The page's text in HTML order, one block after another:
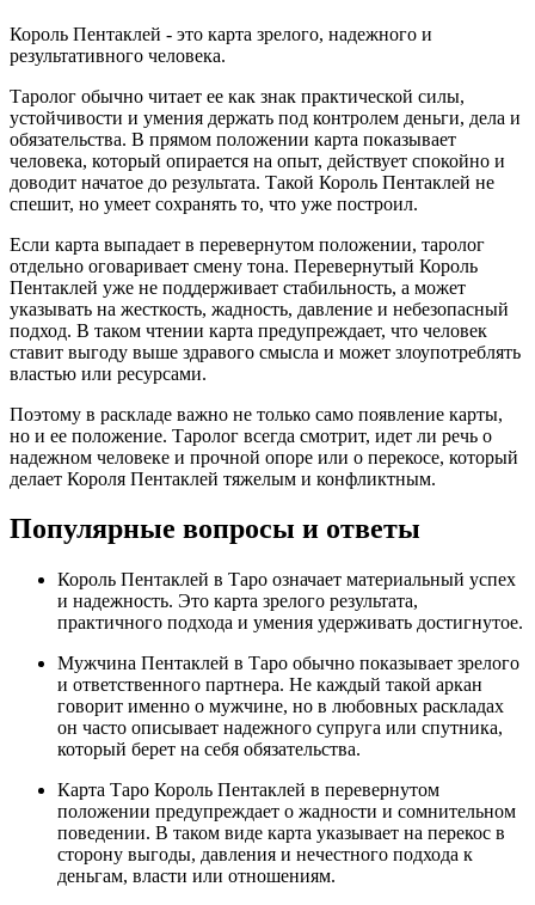
Король Пентаклей - это карта зрелого, надежного и
результативного человека.
Таролог обычно читает ее как знак практической силы,
устойчивости и умения держать под контролем деньги, дела и
обязательства. В прямом положении карта показывает
человека, который опирается на опыт, действует спокойно и
доводит начатое до результата. Такой Король Пентаклей не
спешит, но умеет сохранять то, что уже построил.
Если карта выпадает в перевернутом положении, таролог
отдельно оговаривает смену тона. Перевернутый Король
Пентаклей уже не поддерживает стабильность, а может
указывать на жесткость, жадность, давление и небезопасный
подход. В таком чтении карта предупреждает, что человек
ставит выгоду выше здравого смысла и может злоупотреблять
властью или ресурсами.
Поэтому в раскладе важно не только само появление карты,
но и ее положение. Таролог всегда смотрит, идет ли речь о
надежном человеке и прочной опоре или о перекосе, который
делает Короля Пентаклей тяжелым и конфликтным.
Популярные вопросы и ответы
Король Пентаклей в Таро означает материальный успех
и надежность. Это карта зрелого результата,
практичного подхода и умения удерживать достигнутое.
Мужчина Пентаклей в Таро обычно показывает зрелого
и ответственного партнера. Не каждый такой аркан
говорит именно о мужчине, но в любовных раскладах
он часто описывает надежного супруга или спутника,
который берет на себя обязательства.
Карта Таро Король Пентаклей в перевернутом
положении предупреждает о жадности и сомнительном
поведении. В таком виде карта указывает на перекос в
сторону выгоды, давления и нечестного подхода к
деньгам, власти или отношениям.